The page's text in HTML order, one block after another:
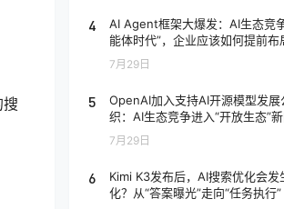
4
AI Agent框架大爆发：AI生态竞
能体时代”，企业应该如何提前布
7月29日
5
OpenAI加入支持AI开源模型发展
织：AI生态竞争进入“开放生态”
企业应该如何应对？
7月29日
6
Kimi K3发布后，AI搜索优化会发
化？从“答案曝光”走向“任务执行”